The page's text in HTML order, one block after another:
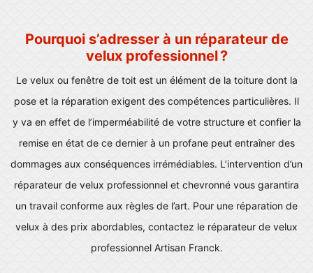
Pourquoi s’adresser à un réparateur de
velux professionnel ?
Le velux ou fenêtre de toit est un élément de la toiture dont la
pose et la réparation exigent des compétences particulières. Il
y va en effet de l’imperméabilité de votre structure et confier la
remise en état de ce dernier à un profane peut entraîner des
dommages aux conséquences irrémédiables. L’intervention d’un
réparateur de velux professionnel et chevronné vous garantira
un travail conforme aux règles de l’art. Pour une réparation de
velux à des prix abordables, contactez le réparateur de velux
professionnel Artisan Franck.